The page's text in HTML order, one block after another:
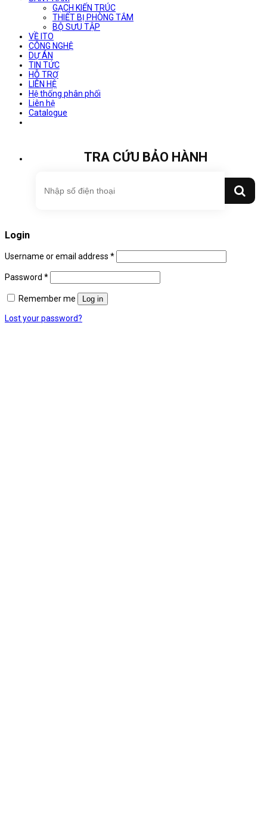
GẠCH KIẾN TRÚC
THIẾT BỊ PHÒNG TẮM
BỘ SƯU TẬP
VỀ ITO
CÔNG NGHỆ
DỰ ÁN
TIN TỨC
HỖ TRỢ
LIÊN HỆ
Hệ thống phân phối
Liên hệ
Catalogue
TRA CỨU BẢO HÀNH
Login
Username or email address *
Password *
Remember me Log in
Lost your password?